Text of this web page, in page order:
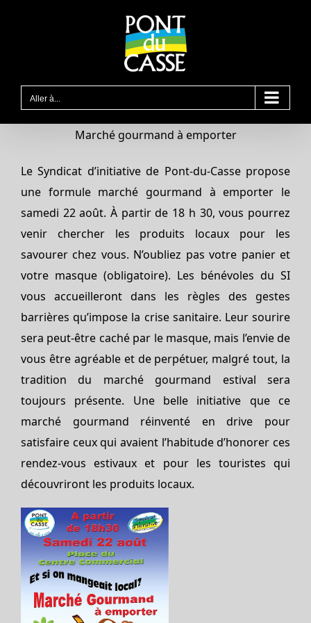
Aller à...
Marché gourmand à emporter
Le Syndicat d’initiative de Pont-du-Casse propose
une formule marché gourmand à emporter le
samedi 22 août. À partir de 18 h 30, vous pourrez
venir chercher les produits locaux pour les
savourer chez vous. N’oubliez pas votre panier et
votre masque (obligatoire). Les bénévoles du SI
vous accueilleront dans les règles des gestes
barrières qu’impose la crise sanitaire. Leur sourire
sera peut-être caché par le masque, mais l’envie de
vous être agréable et de perpétuer, malgré tout, la
tradition du marché gourmand estival sera
toujours présente. Une belle initiative que ce
marché gourmand réinventé en drive pour
satisfaire ceux qui avaient l’habitude d’honorer ces
rendez-vous estivaux et pour les touristes qui
découvriront les produits locaux.